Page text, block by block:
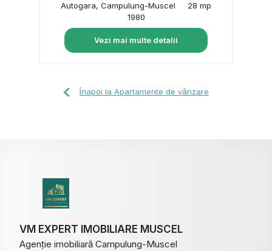
Autogara, Campulung-Muscel
28 mp
1980
Vezi mai multe detalii
Înapoi la Apartamente de vânzare
VM EXPERT IMOBILIARE MUSCEL
Agenție imobiliară Campulung-Muscel